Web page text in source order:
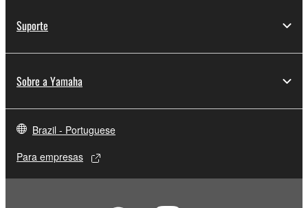
Suporte
Sobre a Yamaha
Brazil - Portuguese
Para empresas